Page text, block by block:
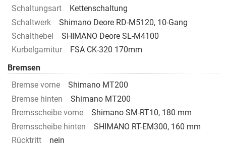
Schaltungsart
Kettenschaltung
Schaltwerk
Shimano Deore RD-M5120, 10-Gang
Schalthebel
SHIMANO Deore SL-M4100
Kurbelgarnitur
FSA CK-320 170mm
Bremsen
Bremse vorne
Shimano MT200
Bremse hinten
Shimano MT200
Bremsscheibe vorne
Shimano SM-RT10, 180 mm
Bremsscheibe hinten
SHIMANO RT-EM300, 160 mm
Rücktritt
nein